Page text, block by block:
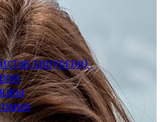
хирургия)